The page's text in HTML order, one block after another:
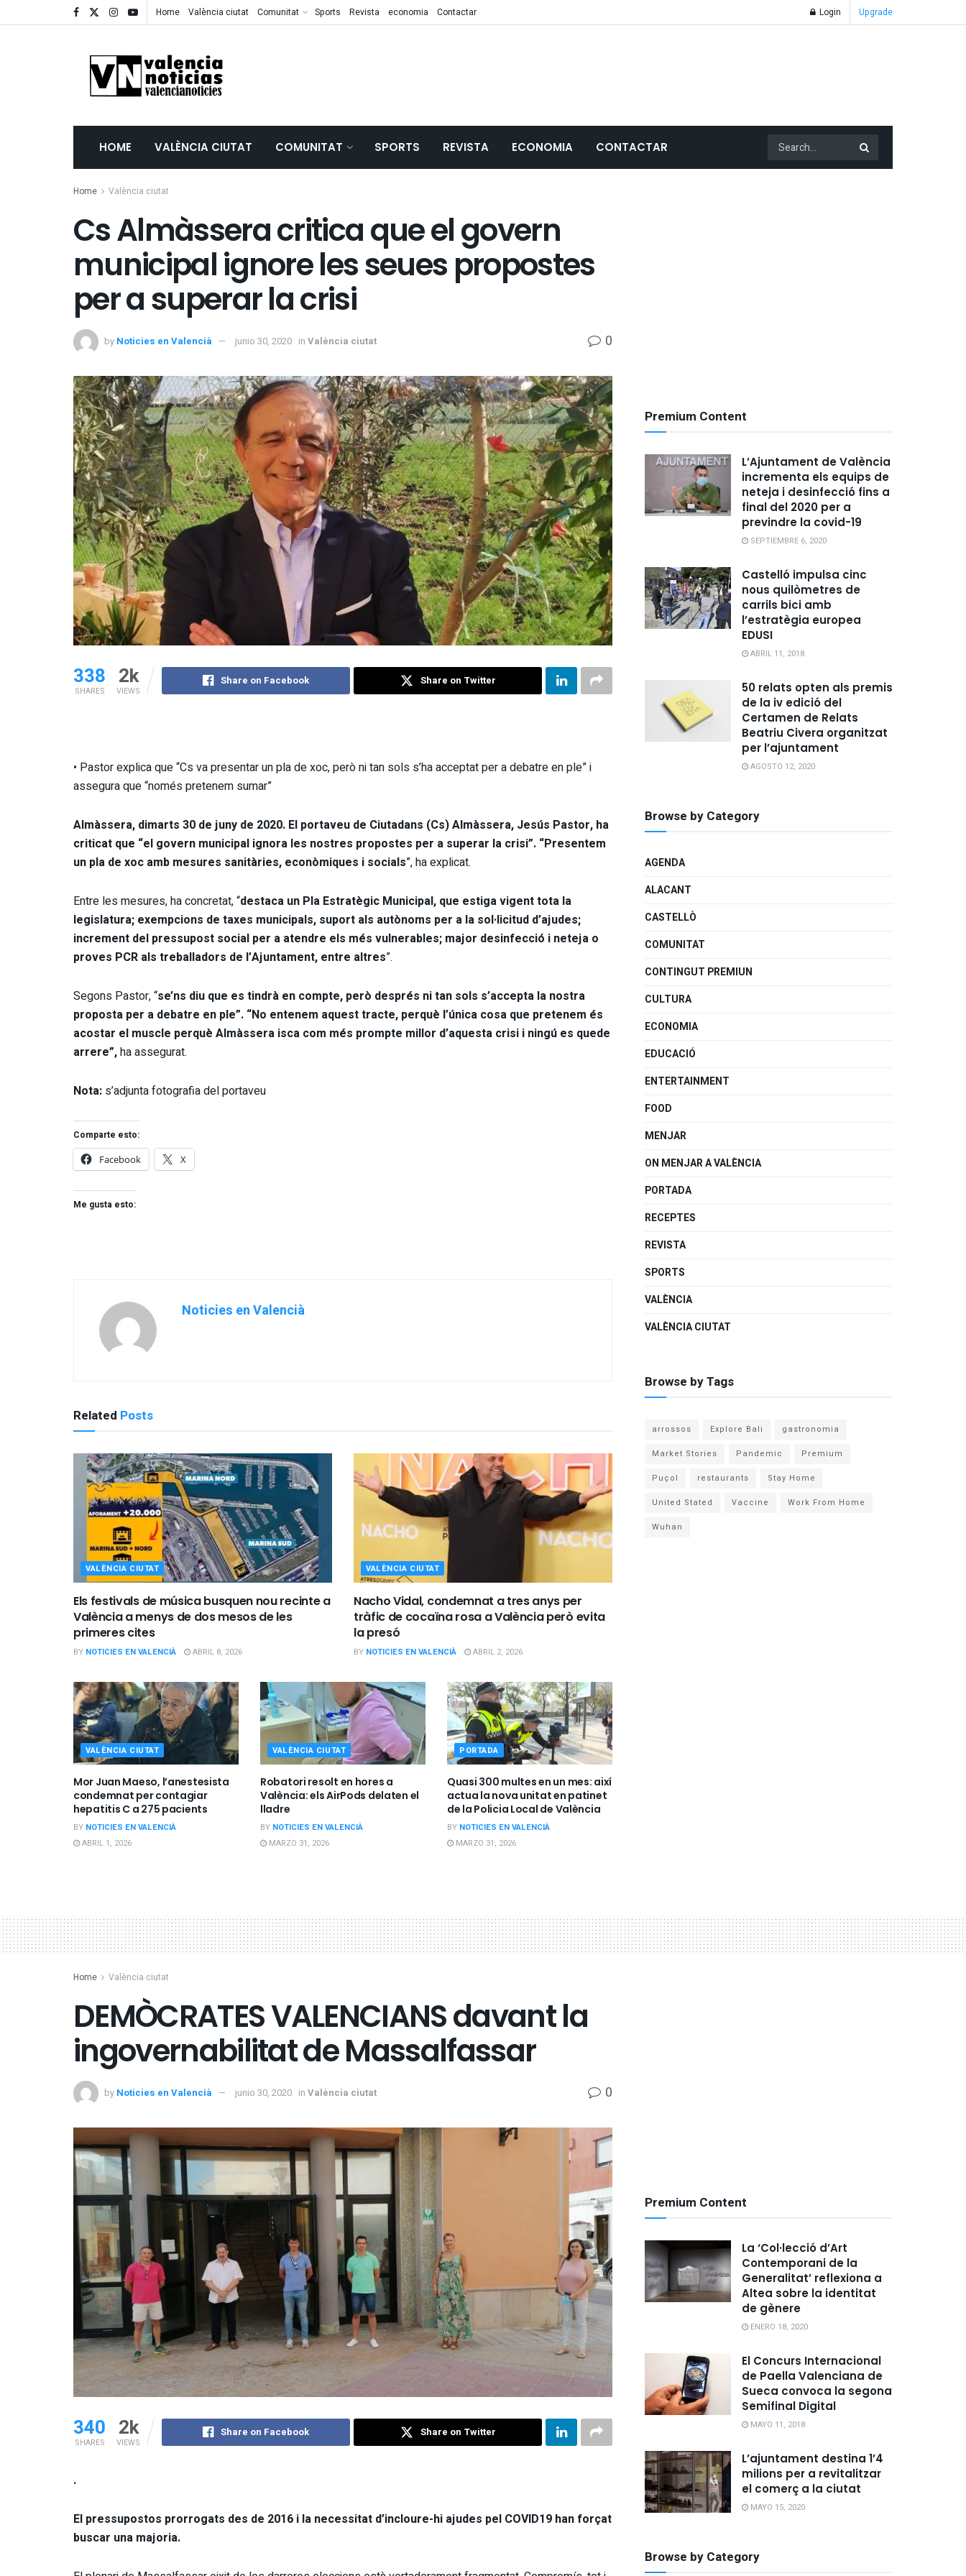
Home València ciutat Comunitat Sports Revista economia Contactar Login Upgrade
HOME VALÈNCIA CIUTAT COMUNITAT SPORTS REVISTA ECONOMIA CONTACTAR
Home València ciutat
Cs Almàssera critica que el govern
municipal ignore les seues propostes
per a superar la crisi
by Noticies en Valencià junio 30, 2020 in València ciutat 0
338
SHARES
2k
VIEWS
Share on Facebook Share on Twitter
• Pastor explica que “Cs va presentar un pla de xoc, però ni tan sols s’ha acceptat per a debatre en ple” i
assegura que “només pretenem sumar”
Almàssera, dimarts 30 de juny de 2020. El portaveu de Ciutadans (Cs) Almàssera, Jesús Pastor, ha
criticat que “el govern municipal ignora les nostres propostes per a superar la crisi”. “Presentem
un pla de xoc amb mesures sanitàries, econòmiques i socials”, ha explicat.
Entre les mesures, ha concretat, “destaca un Pla Estratègic Municipal, que estiga vigent tota la
legislatura; exempcions de taxes municipals, suport als autònoms per a la sol·licitud d’ajudes;
increment del pressupost social per a atendre els més vulnerables; major desinfecció i neteja o
proves PCR als treballadors de l’Ajuntament, entre altres”.
Segons Pastor, “se’ns diu que es tindrà en compte, però després ni tan sols s’accepta la nostra
proposta per a debatre en ple”. “No entenem aquest tracte, perquè l’única cosa que pretenem és
acostar el muscle perquè Almàssera isca com més prompte millor d’aquesta crisi i ningú es quede
arrere”,ha assegurat.
Nota: s’adjunta fotografia del portaveu
Comparte esto:
Facebook
X
Me gusta esto:
Noticies en Valencià
Related Posts
VALÈNCIA CIUTAT
Els festivals de música busquen nou recinte a
València a menys de dos mesos de les
primeres cites
BY NOTICIES EN VALENCIÀ ABRIL 8, 2026
VALÈNCIA CIUTAT
Nacho Vidal, condemnat a tres anys per
tràfic de cocaïna rosa a València però evita
la presó
BY NOTICIES EN VALENCIÀ ABRIL 2, 2026
VALÈNCIA CIUTAT
Mor Juan Maeso, l’anestesista
condemnat per contagiar
hepatitis C a 275 pacients
BY NOTICIES EN VALENCIÀ
ABRIL 1, 2026
VALÈNCIA CIUTAT
Robatori resolt en hores a
València: els AirPods delaten el
lladre
BY NOTICIES EN VALENCIÀ
MARZO 31, 2026
PORTADA
Quasi 300 multes en un mes: així
actua la nova unitat en patinet
de la Policia Local de València
BY NOTICIES EN VALENCIÀ
MARZO 31, 2026
Premium Content
L’Ajuntament de València
incrementa els equips de
neteja i desinfecció fins a
final del 2020 per a
previndre la covid-19
SEPTIEMBRE 6, 2020
Castelló impulsa cinc
nous quilòmetres de
carrils bici amb
l’estratègia europea
EDUSI
ABRIL 11, 2018
50 relats opten als premis
de la iv edició del
Certamen de Relats
Beatriu Civera organitzat
per l’ajuntament
AGOSTO 12, 2020
Browse by Category
AGENDA
ALACANT
CASTELLÒ
COMUNITAT
CONTINGUT PREMIUN
CULTURA
ECONOMIA
EDUCACIÓ
ENTERTAINMENT
FOOD
MENJAR
ON MENJAR A VALÈNCIA
PORTADA
RECEPTES
REVISTA
SPORTS
VALÈNCIA
VALÈNCIA CIUTAT
Browse by Tags
arrossos Explore Bali
gastronomia
Market Stories
Pandemic
Premium
Puçol
restaurants
Stay Home
United Stated
Vaccine
Work From Home
Wuhan
Home València ciutat
DEMÒCRATES VALENCIANS davant la
ingovernabilitat de Massalfassar
by Noticies en Valencià junio 30, 2020 in València ciutat 0
340
SHARES
2k
VIEWS
Share on Facebook Share on Twitter
.
El pressupostos prorrogats des de 2016 i la necessitat d’incloure-hi ajudes pel COVID19 han forçat
buscar una majoria.
Premium Content
La ‘Col·lecció d’Art
Contemporani de la
Generalitat’ reflexiona a
Altea sobre la identitat
de gènere
ENERO 18, 2020
El Concurs Internacional
de Paella Valenciana de
Sueca convoca la segona
Semifinal Digital
MAYO 11, 2018
L’ajuntament destina 1’4
milions per a revitalitzar
el comerç a la ciutat
MAYO 15, 2020
Browse by Category